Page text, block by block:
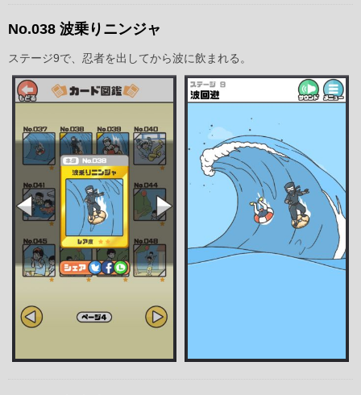
No.038 波乗りニンジャ
ステージ9で、忍者を出してから波に飲まれる。